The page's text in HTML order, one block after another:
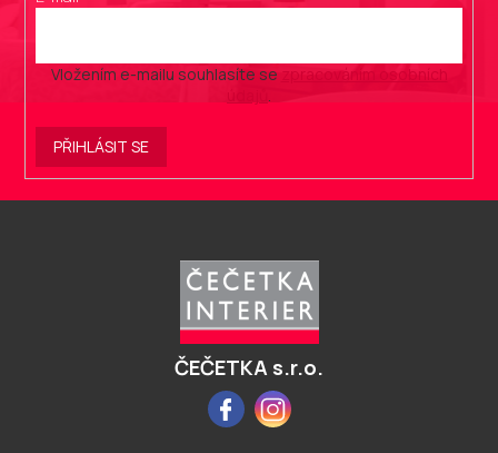
Vložením e-mailu souhlasíte se zpracováním osobních
.
PŘIHLÁSIT SE
ČEČETKA s.r.o.
FacebookInstagram